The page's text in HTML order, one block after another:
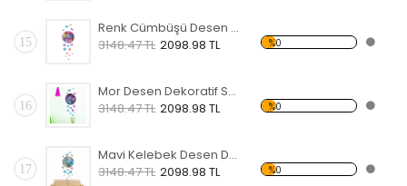
15
Renk Cümbüşü Desen Dekoratif Saat
3148.47 TL 2098.98 TL %0
16
Mor Desen Dekoratif Saat
3148.47 TL 2098.98 TL %0
17
Mavi Kelebek Desen Dekoratif Saat
3148.47 TL 2098.98 TL %0